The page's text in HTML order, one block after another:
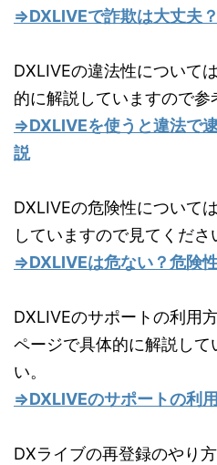
⇒DXLIVEで詐欺は大丈夫
DXLIVEの違法性について
的に解説していますので参
⇒DXLIVEを使うと違法で
説
DXLIVEの危険性について
していますので見てくださ
⇒DXLIVEは危ない？危険
DXLIVEのサポートの利用
ページで具体的に解説して
い。
⇒DXLIVEのサポートの利
DXライブの再登録のやり